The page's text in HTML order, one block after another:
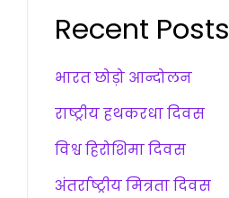
Recent Posts
भारत छोड़ो आन्दोलन
राष्ट्रीय हथकरधा दिवस
विश्व हिरोशिमा दिवस
अंतर्राष्ट्रीय मित्रता दिवस